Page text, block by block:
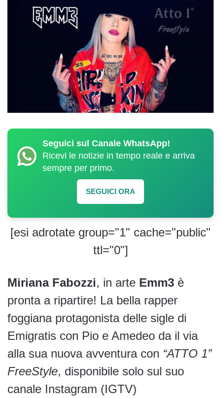
Seguici sul Canale WhatsApp!
Ricevi le notizie in tempo reale e arriva
sempre per primo.
SEGUICI ORA
[esi adrotate group="1" cache="public"
ttl="0"]
Miriana Fabozzi, in arte Emm3 è
pronta a ripartire! La bella rapper
foggiana protagonista delle sigle di
Emigratis con Pio e Amedeo da il via
alla sua nuova avventura con “ATTO 1”
FreeStyle, disponibile solo sul suo
canale Instagram (IGTV)